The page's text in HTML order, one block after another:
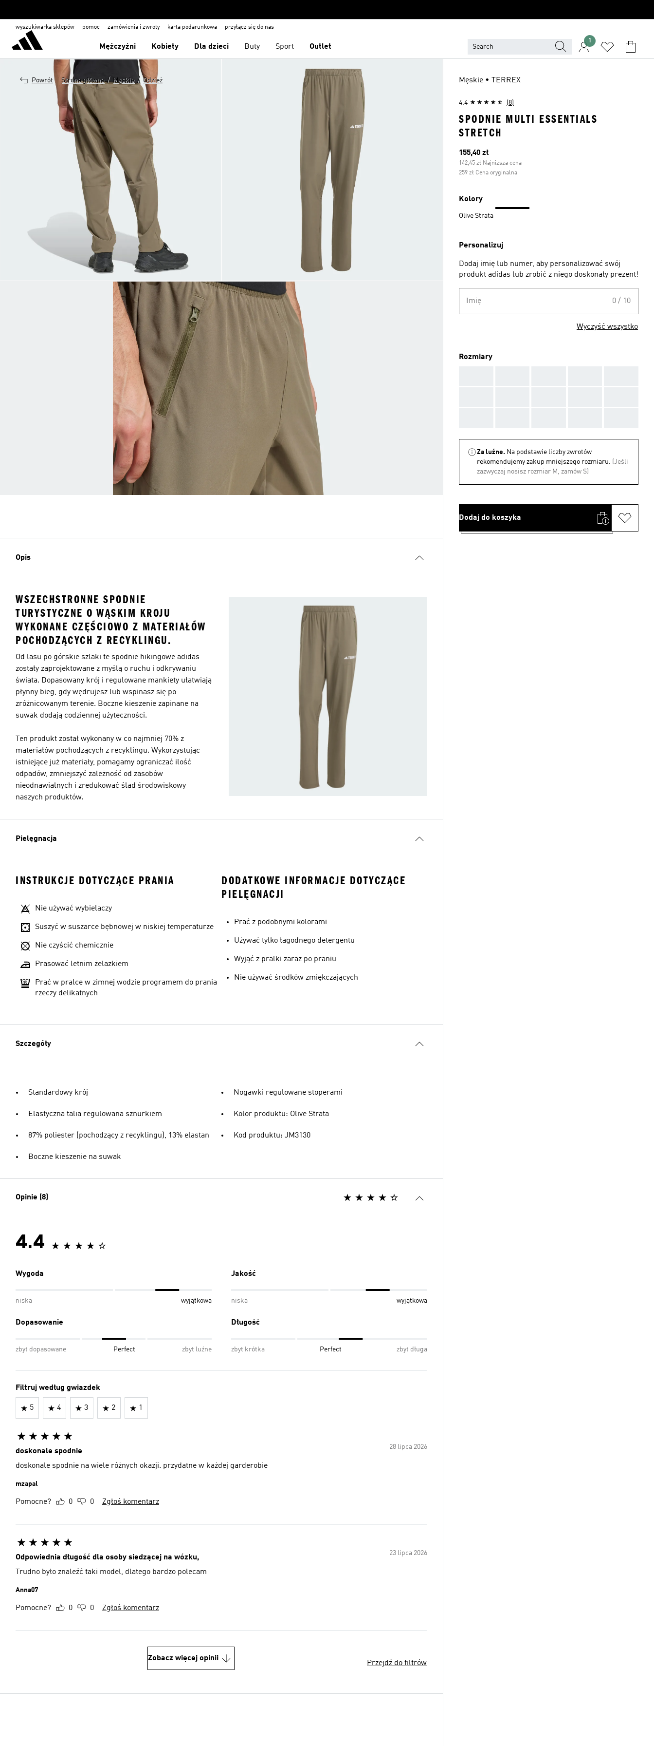
wyszukiwarka sklepów pomoc zamówienia i zwroty karta podarunkowa przyłącz się do nas
Mężczyźni Kobiety Dla dzieci Buty Sport Outlet
1
Powrót Strona główna / Męskie / Odzież
Opis
WSZECHSTRONNE SPODNIE
TURYSTYCZNE O WĄSKIM KROJU
WYKONANE CZĘŚCIOWO Z MATERIAŁÓW
POCHODZĄCYCH Z RECYKLINGU.
Od lasu po górskie szlaki te spodnie hikingowe adidas
zostały zaprojektowane z myślą o ruchu i odkrywaniu
świata. Dopasowany krój i regulowane mankiety ułatwiają
płynny bieg, gdy wędrujesz lub wspinasz się po
zróżnicowanym terenie. Boczne kieszenie zapinane na
suwak dodają codziennej użyteczności.
Ten produkt został wykonany w co najmniej 70% z
materiałów pochodzących z recyklingu. Wykorzystując
istniejące już materiały, pomagamy ograniczać ilość
odpadów, zmniejszyć zależność od zasobów
nieodnawialnych i zredukować ślad środowiskowy
naszych produktów.
Pielęgnacja
INSTRUKCJE DOTYCZĄCE PRANIA
Nie używać wybielaczy
Suszyć w suszarce bębnowej w niskiej temperaturze
Nie czyścić chemicznie
Prasować letnim żelazkiem
Prać w pralce w zimnej wodzie programem do prania
rzeczy delikatnych
DODATKOWE INFORMACJE DOTYCZĄCE
PIELĘGNACJI
Prać z podobnymi kolorami
Używać tylko łagodnego detergentu
Wyjąć z pralki zaraz po praniu
Nie używać środków zmiękczających
Szczegóły
Standardowy krój
Elastyczna talia regulowana sznurkiem
87% poliester (pochodzący z recyklingu), 13% elastan
Boczne kieszenie na suwak
Nogawki regulowane stoperami
Kolor produktu: Olive Strata
Kod produktu: JM3130
Opinie (8)
4.4
Wygoda
niska wyjątkowa
Jakość
niska wyjątkowa
Dopasowanie
zbyt dopasowane Perfect zbyt luźne
Długość
zbyt krótka Perfect zbyt długa
Filtruj według gwiazdek
5 4 3 2 1
28 lipca 2026
doskonale spodnie
doskonale spodnie na wiele różnych okazji. przydatne w każdej garderobie
mzapal
Pomocne? 0 0 Zgłoś komentarz
23 lipca 2026
Odpowiednia długość dla osoby siedzącej na wózku,
Trudno było znaleźć taki model, dlatego bardzo polecam
Anna07
Pomocne? 0 0 Zgłoś komentarz
Zobacz więcej opinii
Przejdź do filtrów
Męskie • TERREX
4.4 (8)
SPODNIE MULTI ESSENTIALS
STRETCH
Bieżąca cena
155,40 zł
142,45 zł Najniższa cena
259 zł Cena oryginalna
Kolory
Olive Strata
Personalizuj
Dodaj imię lub numer, aby personalizować swój
produkt adidas lub zrobić z niego doskonały prezent!
Imię 0 / 10
Wyczyść wszystko
Rozmiary
Za luźne. Na podstawie liczby zwrotów
rekomendujemy zakup mniejszego rozmiaru. (Jeśli
zazwyczaj nosisz rozmiar M, zamów S)
Dodaj do koszyka